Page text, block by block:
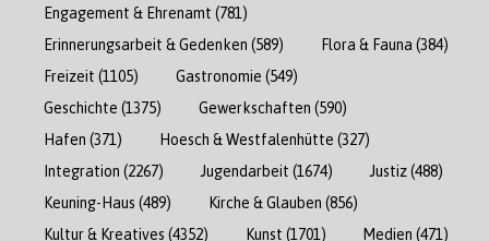
Engagement & Ehrenamt (781)
Erinnerungsarbeit & Gedenken (589) Flora & Fauna (384)
Freizeit (1105) Gastronomie (549)
Geschichte (1375) Gewerkschaften (590)
Hafen (371) Hoesch & Westfalenhütte (327)
Integration (2267) Jugendarbeit (1674) Justiz(488)
Keuning-Haus (489) Kirche & Glauben (856)
Kultur & Kreatives (4352) Kunst (1701) Medien (471)